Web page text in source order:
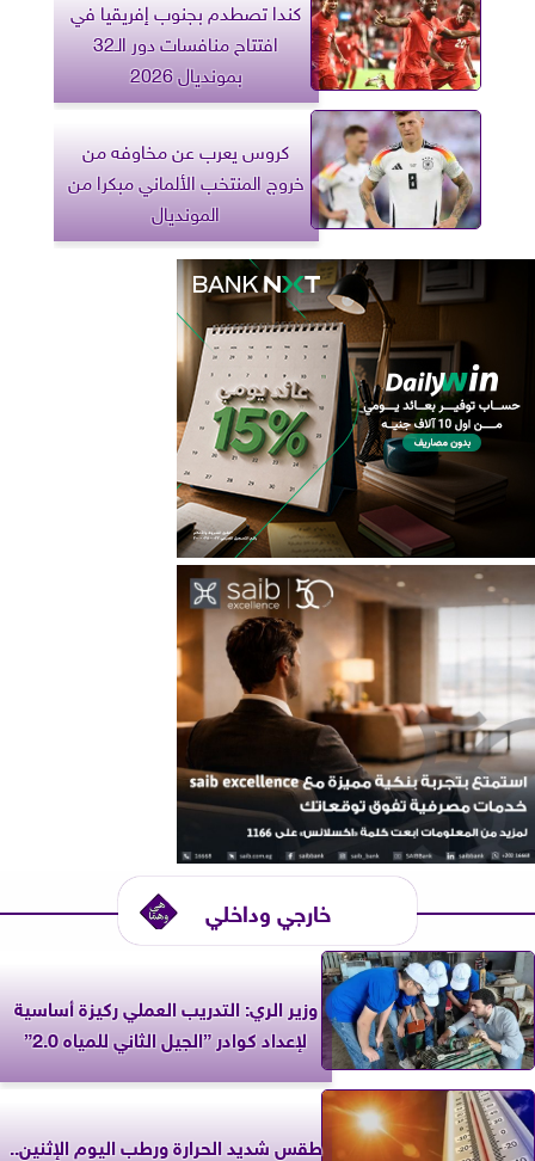
كندا تصطدم بجنوب إفريقيا في
افتتاح منافسات دور الـ32
بمونديال 2026
كروس يعرب عن مخاوفه من
خروج المنتخب الألماني مبكرا من
المونديال
خارجي وداخلي
وزير الري: التدريب العملي ركيزة أساسية
لإعداد كوادر ”الجيل الثاني للمياه 2.0”
طقس شديد الحرارة ورطب اليوم الإثنين..